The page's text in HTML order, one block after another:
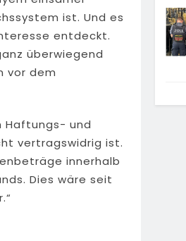
ist. Und es
entdeckt.
überwiegend
vor dem
Haftungs- und
vertragswidrig ist.
innerhalb
Dies wäre seit